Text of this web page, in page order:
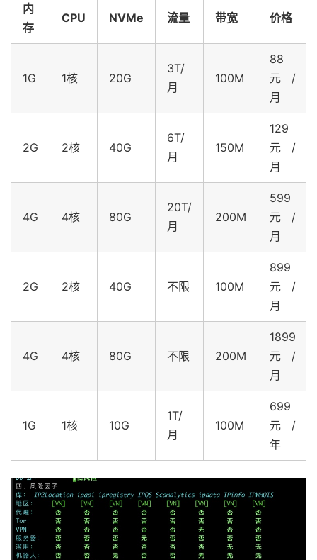
内
存
CPU NVMe 流量 带宽 价格
1G 1核 20G
3T/
月
100M
88
元/
月
2G 2核 40G
6T/
月
150M
129
元/
月
4G 4核 80G
20T/
月
200M
599
元/
月
2G 2核 40G 不限 100M
899
元/
月
4G 4核 80G 不限 200M
1899
元/
月
1G 1核 10G
1T/
月
100M
699
元/
年